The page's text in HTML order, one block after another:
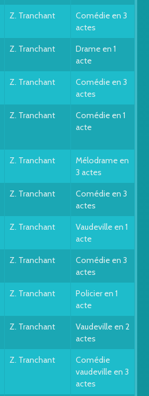
Z. Tranchant
Comédie en 3
actes
Z. Tranchant
Drame en 1
acte
Z. Tranchant
Comédie en 3
actes
Z. Tranchant
Comédie en 1
acte
Z. Tranchant
Mélodrame en
3 actes
Z. Tranchant
Comédie en 3
actes
Z. Tranchant
Vaudeville en 1
acte
Z. Tranchant
Comédie en 3
actes
Z. Tranchant
Policier en 1
acte
Z. Tranchant
Vaudeville en 2
actes
Z. Tranchant
Comédie
vaudeville en 3
actes